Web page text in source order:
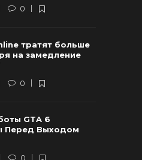
0
тратят больше
на замедление
0
GTA 6
Перед Выходом
0